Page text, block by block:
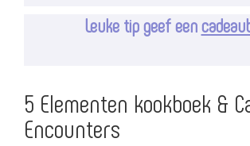
Leuke tip geef een
5 Elementen kookboek &
Encounters